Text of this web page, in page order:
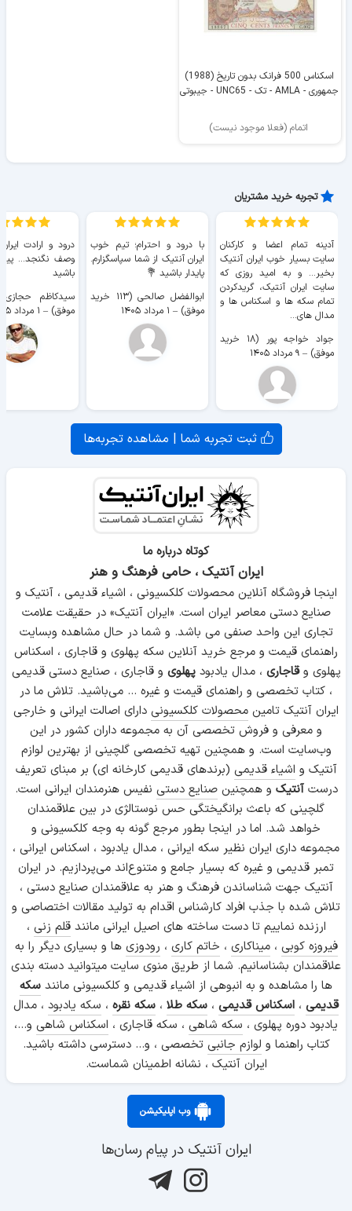
اسکناس 500 فرانک بدون تاریخ (1988)
جمهوری - AMLA - تک - UNC65 - جیبوتی
اتمام (فعلا موجود نیست)
تجربه خرید مشتریان
آدینه تمام اعضا و کارکنان
سایت بسیار خوب ايران آنتیک
بخیر... و به امید روزی که
سایت ايران آنتیک، گریدکردن
تمام سکه ها و اسکناس ها و
مدال های...
جواد خواجه پور (۱۸ خرید
موفق) – ۹ مرداد ۱۴۰۵
با درود و احترام؛ تیم خوب
ایران آنتیک از شما سپاسگزارم.
پایدار باشید 💐
ابوالفضل صالحی (۱۱۳ خرید
موفق) – ۱ مرداد ۱۴۰۵
درود و ارادت
وصف نگنجد...
باشید
موفق) – ۱ مرداد ۱۴۰۵
ثبت تجربه شما | مشاهده تجربه‌ها
کوتاه درباره ما
ایران آنتیک ، حامی فرهنگ و هنر
اینجا فروشگاه آنلاین محصولات کلکسیونی ، اشیاء قدیمی ، آنتیک و
صنایع دستی معاصر ایران است. «ایران آنتیک» در حقیقت علامت
تجاری این واحد صنفی می باشد. و شما در حال مشاهده وبسایت
راهنمای قیمت و مرجع خرید آنلاین سکه پهلوی و قاجاری ، اسکناس
پهلوی وقاجاری ، مدال یادبودپهلوی و قاجاری ، صنایع دستی قدیمی
، کتاب تخصصی و راهنمای قیمت و غیره ... می‌باشید. تلاش ما در
ایران آنتیک تامین محصولات کلکسیونی دارای اصالت ایرانی و خارجی
و معرفی و فروش تخصصی آن به مجموعه داران کشور در این
وب‌سایت است. و همچنین تهیه تخصصی گلچینی از بهترین لوازم
آنتیک و اشیاء قدیمی (برندهای قدیمی کارخانه ای) بر مبنای تعریف
درستآنتیک و همچنینصنایع دستی نفیس هنرمندان ایرانی است.
گلچینی که باعث برانگیختگی حس نوستالژی در بین علاقمندان
خواهد شد. اما در اینجا بطور مرجع گونه به وجه کلکسیونی و
مجموعه داری ایران نظیر سکه ایرانی ، مدال یادبود ، اسکناس ایرانی ،
تمبر قدیمی و غیره که بسیار جامع و متنوع‌اند می‌پردازیم. در ایران
آنتیک جهت شناساندن فرهنگ و هنر به علاقمندان صنایع دستی ،
تلاش شده با جذب افراد کارشناس اقدام به تولید مقالات اختصاصی و
ارزنده نماییم تا دست ساخته های اصیل ایرانی مانندقلم زنی ،
فیروزه کوبی ،میناکاری ، خاتم کاری ، رودوزی ها و بسیاری دیگر را به
علاقمندان بشناسانیم. شما از طریق منوی سایت میتوانید دسته بندی
ها را مشاهده و به انبوهی از اشیاء قدیمی و کلکسیونی مانند سکه
قدیمی ، اسکناس قدیمی ، سکه طلا ، سکه نقره ، سکه یادبود ، مدال
یادبود دوره پهلوی ، سکه شاهی ، سکه قاجاری ، اسکناس شاهی و...،
کتاب راهنما و لوازم جانبی تخصصی ، و... دسترسی داشته باشید.
ایران آنتیک ، نشانه اطمینان شماست.
وب اپلیکیشن
ایران آنتیک در پیام رسان‌ها